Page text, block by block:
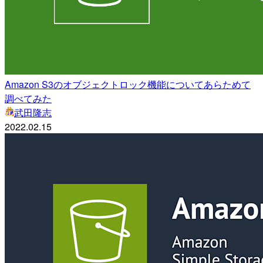
Amazon S3のオブジェクトロック機能についてあらためて
調べてみた
武田隆志
2022.02.15